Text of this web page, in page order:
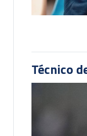
Técnico